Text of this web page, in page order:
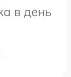
в день